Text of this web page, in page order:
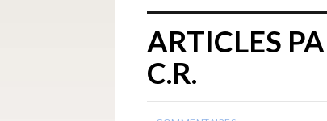
ARTICLES
C.R.